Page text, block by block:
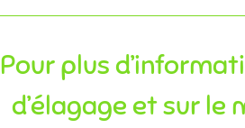
Pour plus
d’élagage et sur